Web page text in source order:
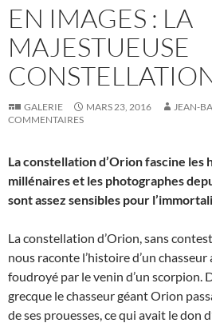
EN IMAGES : LA
MAJESTUEUSE
GALERIE MARS 23, 2016 JEAN-
COMMENTAIRES
La constellation d’Orion fascine les
millénaires et les photographes
sont assez sensibles pour
La constellation d’Orion, sans
nous raconte l’histoire d’un
foudroyé par le venin d’un scorpion.
grecque le chasseur géant Orion
de ses prouesses, ce qui avait le don